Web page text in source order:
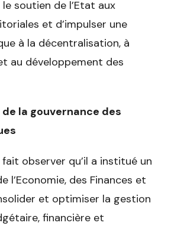
soutien de l’Etat aux
et d’impulser une
à la décentralisation, à
au développement des
la gouvernance des
fait observer qu’il a institué un
l’Economie, des Finances et
et optimiser la gestion
financière et